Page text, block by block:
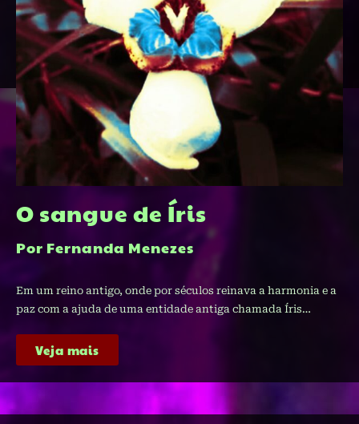
O sangue de Íris
Por Fernanda Menezes
Em um reino antigo, onde por séculos reinava a harmonia e a
paz com a ajuda de uma entidade antiga chamada Íris…
Veja mais